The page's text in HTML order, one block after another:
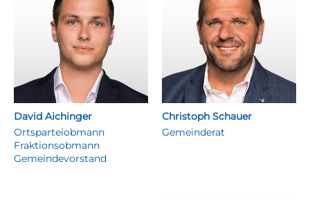
David Aichinger
Ortsparteiobmann
Fraktionsobmann
Gemeindevorstand
Christoph Schauer
Gemeinderat